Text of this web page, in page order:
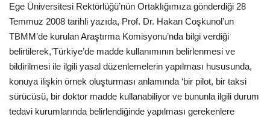
Sizlerden Gelenler
Yorumlar
Video Tanıtım
Köşe Yazarları
Ege Üniversitesi Rektörlüğü’nün Ortaklığımıza gönderdiği 28
Temmuz 2008 tarihli yazıda, Prof. Dr. Hakan Coşkunol’un
TBMM’de kurulan Araştırma Komisyonu’nda bilgi verdiği
belirtilerek,'Türkiye’de madde kullanımının belirlenmesi ve
bildirilmesi ile ilgili yasal düzenlemelerin yapılması hususunda,
konuya ilişkin örnek oluşturması anlamında ‘bir pilot, bir taksi
sürücüsü, bir doktor madde kullanabiliyor ve bununla ilgili durum
tedavi kurumlarında belirlendiğinde yapılması gerekenlere